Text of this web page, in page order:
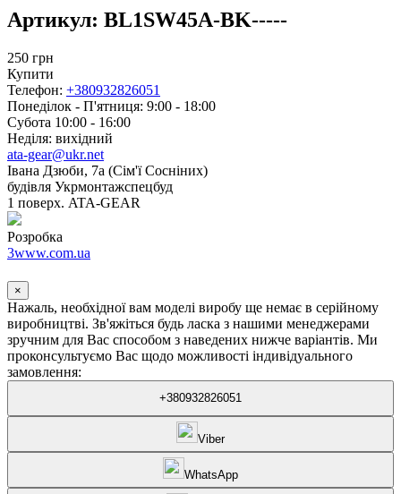
Артикул: BL1SW45A-BK-----
250 грн
Купити
Телефон: +380932826051
Понеділок - П'ятниця: 9:00 - 18:00
Субота 10:00 - 16:00
Неділя: вихідний
ata-gear@ukr.net
Івана Дзюби, 7а (Сім'ї Сосніних)
будівля Укрмонтажспецбуд
1 поверх. ATA-GEAR
Розробка
3www.com.ua
×
Нажаль, необхідної вам моделі виробу ще немає в серійному
виробництві. Зв'яжіться будь ласка з нашими менеджерами
зручним для Вас способом з наведених нижче варіантів. Ми
проконсультуємо Вас щодо можливості індивідуального
замовлення:
+380932826051
Viber
WhatsApp